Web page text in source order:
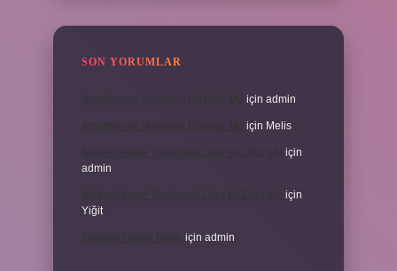
SON YORUMLAR
için admin
için Melis
için
admin
için
Yiğit
için admin